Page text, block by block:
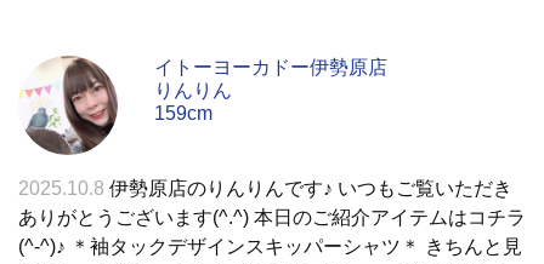
イトーヨーカドー伊勢原店
りんりん
159cm
2025.10.8 伊勢原店のりんりんです♪ いつもご覧いただき
ありがとうございます(^.^) 本日のご紹介アイテムはコチラ
(^-^)♪ ＊袖タックデザインスキッパーシャツ＊ きちんと見